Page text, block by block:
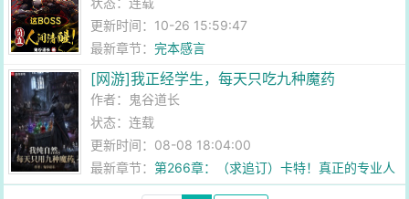
更新时间：10-26 15:59:47
最新章节：完本感言
[网游]我正经学生，每天只吃九种魔药
作者： 鬼谷道长
状态：连载
更新时间：08-08 18:04:00
最新章节：第266章：（求追订）卡特！真正的专业人
士！